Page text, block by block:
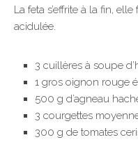
La feta s’effrite à la fin,
acidulée.
3 cuillères à soupe
1 gros oignon rouge
500 g d’agneau
3 courgettes
300 g de tomates